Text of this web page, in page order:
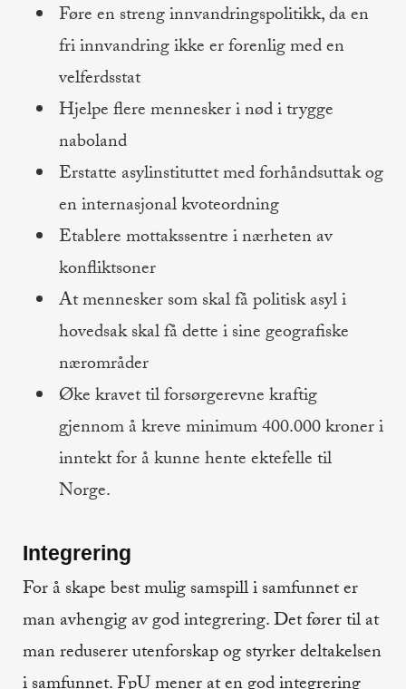
Føre en streng innvandringspolitikk, da en
fri innvandring ikke er forenlig med en
velferdsstat
Hjelpe flere mennesker i nød i trygge
naboland
Erstatte asylinstituttet med forhåndsuttak og
en internasjonal kvoteordning
Etablere mottakssentre i nærheten av
konfliktsoner
At mennesker som skal få politisk asyl i
hovedsak skal få dette i sine geografiske
nærområder
Øke kravet til forsørgerevne kraftig
gjennom å kreve minimum 400.000 kroner i
inntekt for å kunne hente ektefelle til
Norge.
Integrering
For å skape best mulig samspill i samfunnet er
man avhengig av god integrering. Det fører til at
man reduserer utenforskap og styrker deltakelsen